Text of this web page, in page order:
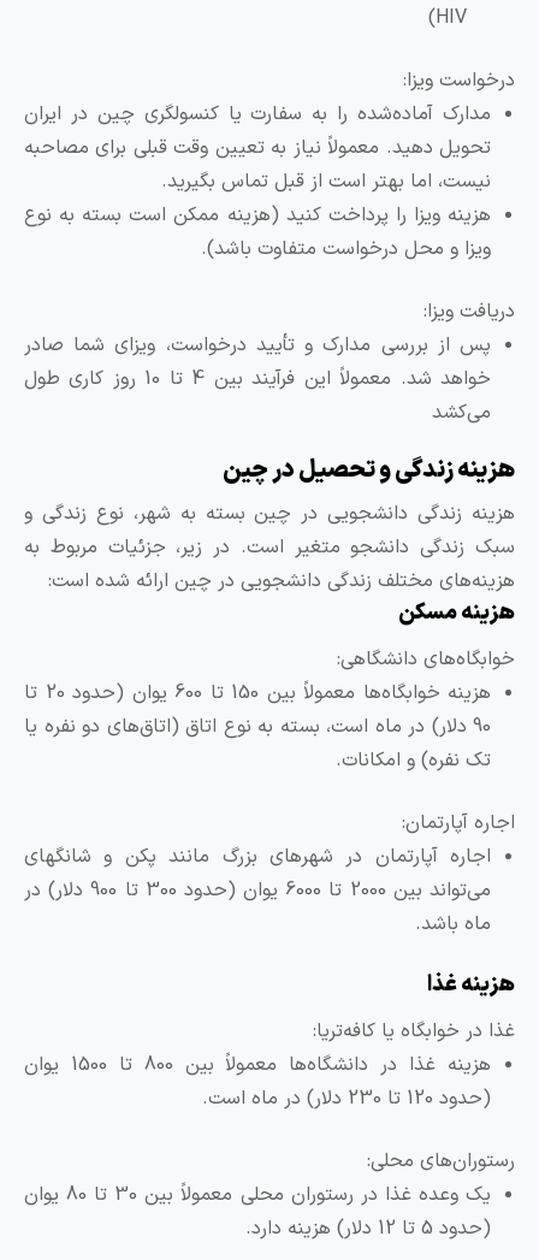
ویزا:
مدارک آماده‌شده را به سفارت یا کنسولگری چین در ایران
تحویل دهید. معمولاً نیاز به تعیین وقت قبلی برای مصاحبه
نیست، اما بهتر است از قبل تماس بگیرید.
هزینه ویزا را پرداخت کنید (هزینه ممکن است بسته به نوع
ویزا و محل درخواست متفاوت باشد).
ویزا:
پس از بررسی مدارک و تأیید درخواست، ویزای شما صادر
خواهد شد. معمولاً این فرآیند بین 4 تا 10 روز کاری طول
می‌کشد
زندگی و تحصیل در چین
زندگی دانشجویی در چین بسته به شهر، نوع زندگی و
زندگی دانشجو متغیر است. در زیر، جزئیات مربوط به
مختلف زندگی دانشجویی در چین ارائه شده است:
مسکن
دانشگاهی:
هزینه خوابگاه‌ها معمولاً بین 150 تا 600 یوان (حدود 20 تا
90 دلار) در ماه است، بسته به نوع اتاق (اتاق‌های دو نفره یا
تک نفره) و امکانات.
آپارتمان:
اجاره آپارتمان در شهرهای بزرگ مانند پکن و شانگهای
می‌تواند بین 2000 تا 6000 یوان (حدود 300 تا 900 دلار) در
ماه باشد.
غذا
در خوابگاه یا کافه‌تریا:
هزینه غذا در دانشگاه‌ها معمولاً بین 800 تا 1500 یوان
(حدود 120 تا 230 دلار) در ماه است.
محلی:
یک وعده غذا در رستوران محلی معمولاً بین 30 تا 80 یوان
(حدود 5 تا 12 دلار) هزینه دارد.